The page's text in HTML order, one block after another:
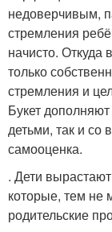
недоверчивым,
стремления
начисто. Откуда
только
стремления и
Букет
детьми, так и со
самооценка.
. Дети
которые, тем не
родительские